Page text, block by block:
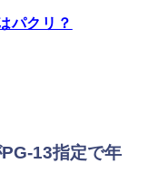
パクリ？
13指定で年